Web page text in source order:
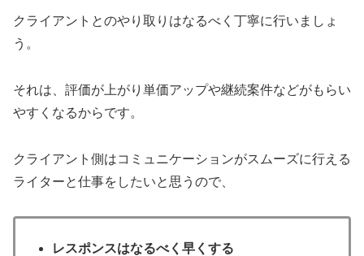
クライアントとのやり取りはなるべく丁寧に行いましょ
う。
それは、評価が上がり単価アップや継続案件などがもらい
やすくなるからです。
クライアント側はコミュニケーションがスムーズに行える
ライターと仕事をしたいと思うので、
レスポンスはなるべく早くする